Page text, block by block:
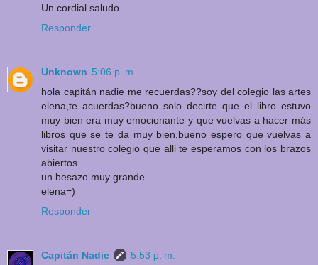
Un cordial saludo
Responder
Unknown 5:06 p. m.
hola capitán nadie me recuerdas??soy del colegio las artes
elena,te acuerdas?bueno solo decirte que el libro estuvo
muy bien era muy emocionante y que vuelvas a hacer más
libros que se te da muy bien,bueno espero que vuelvas a
visitar nuestro colegio que alli te esperamos con los brazos
abiertos
un besazo muy grande
elena=)
Responder
Capitán Nadie
5:53 p. m.